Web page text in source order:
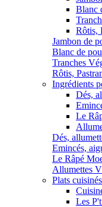
Blanc
Rôtis,
Jambon de
Blanc de
Tranches
Rôtis,
Ingrédients
Dés,
Le
Dés,
Emincés,
Le Râpé
Allumettes
Plats cuisinés
Les